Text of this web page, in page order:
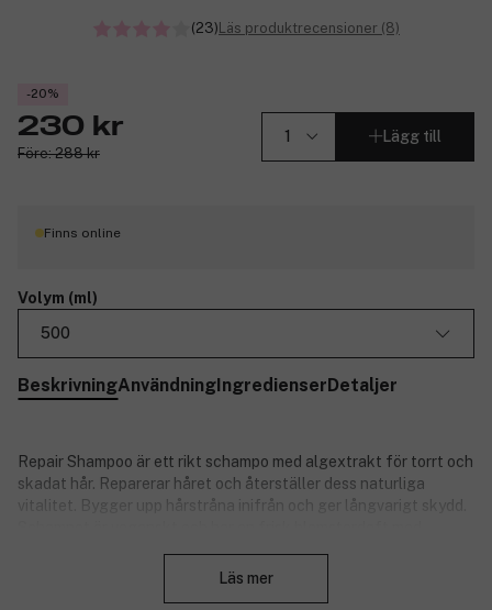
(23) Läs produktrecensioner (8)
-20%
230 kr
Före: 288 kr
Lägg till
Finns online
Volym (ml)
500
BeskrivningAnvändningIngredienserDetaljer
Repair Shampoo är ett rikt schampo med algextrakt för torrt och
skadat hår. Reparerar håret och återställer dess naturliga
vitalitet. Bygger upp hårstråna inifrån och ger långvarigt skydd.
Läs mer